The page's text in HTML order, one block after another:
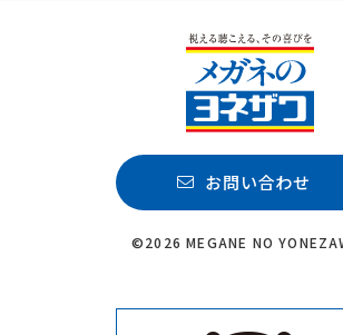
お問い合わせ
©2026 MEGANE NO